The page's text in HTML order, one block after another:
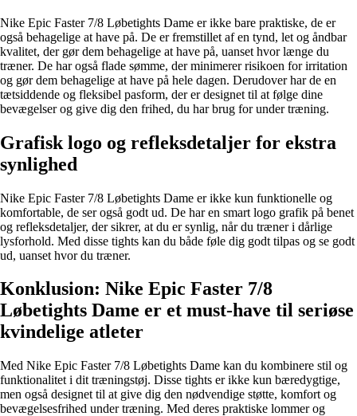
Nike Epic Faster 7/8 Løbetights Dame er ikke bare praktiske, de er
også behagelige at have på. De er fremstillet af en tynd, let og åndbar
kvalitet, der gør dem behagelige at have på, uanset hvor længe du
træner. De har også flade sømme, der minimerer risikoen for irritation
og gør dem behagelige at have på hele dagen. Derudover har de en
tætsiddende og fleksibel pasform, der er designet til at følge dine
bevægelser og give dig den frihed, du har brug for under træning.
Grafisk logo og refleksdetaljer for ekstra
synlighed
Nike Epic Faster 7/8 Løbetights Dame er ikke kun funktionelle og
komfortable, de ser også godt ud. De har en smart logo grafik på benet
og refleksdetaljer, der sikrer, at du er synlig, når du træner i dårlige
lysforhold. Med disse tights kan du både føle dig godt tilpas og se godt
ud, uanset hvor du træner.
Konklusion: Nike Epic Faster 7/8
Løbetights Dame er et must-have til seriøse
kvindelige atleter
Med Nike Epic Faster 7/8 Løbetights Dame kan du kombinere stil og
funktionalitet i dit træningstøj. Disse tights er ikke kun bæredygtige,
men også designet til at give dig den nødvendige støtte, komfort og
bevægelsesfrihed under træning. Med deres praktiske lommer og